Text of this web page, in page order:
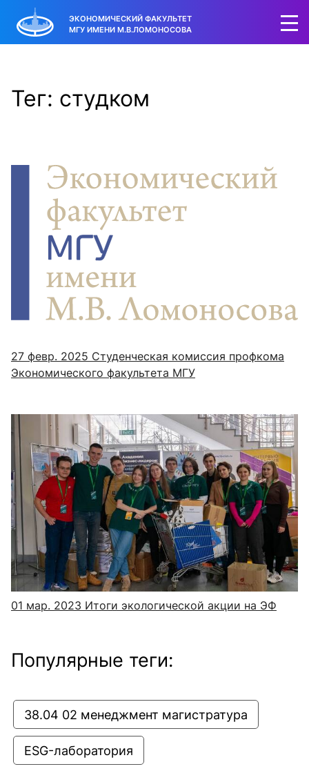
ЭКОНОМИЧЕСКИЙ ФАКУЛЬТЕТ
МГУ ИМЕНИ М.В.ЛОМОНОСОВА
Тег: студком
27 февр. 2025 Студенческая комиссия профкома
Экономического факультета МГУ
01 мар. 2023 Итоги экологической акции на ЭФ
Популярные теги:
38.04 02 менеджмент магистратура
ESG-лаборатория